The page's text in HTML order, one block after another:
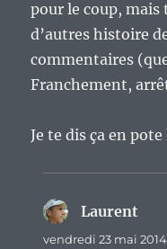
pour le coup,
d’autres histoire
commentaires
Franchement,
Je te dis ça en
Laurent
vendredi 23 mai